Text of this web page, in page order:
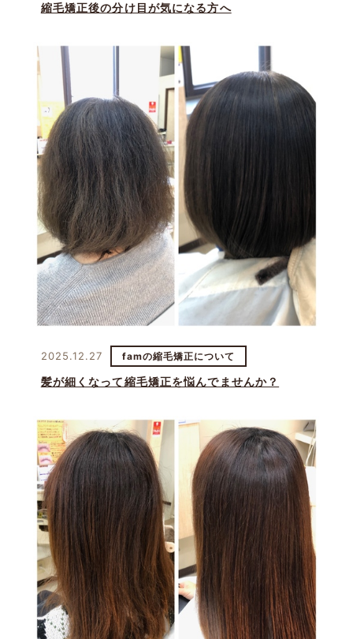
縮毛矯正後の分け目が気になる方へ
2025.12.27 famの縮毛矯正について
髪が細くなって縮毛矯正を悩んでませんか？